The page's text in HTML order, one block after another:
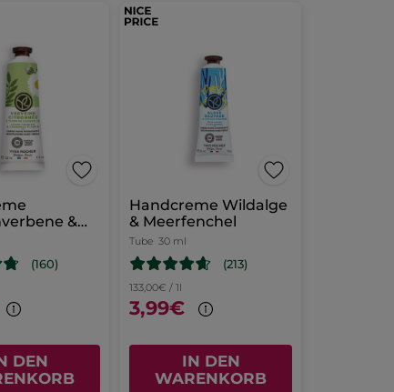
&
(160)
DEN
Handcreme Wildalge
& Meerfenchel
Tube 30 ml
(213)
133,00€ / 1l
3,99€
IN DEN
WARENKORB